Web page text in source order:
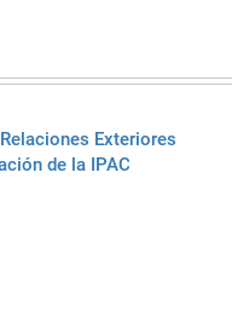
Exteriores
de la IPAC